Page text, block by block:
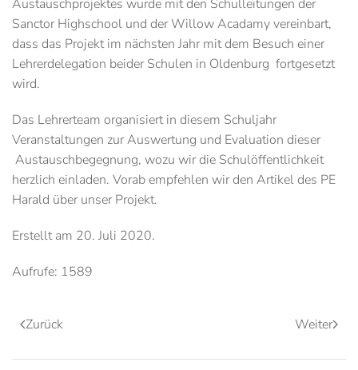
Austauschprojektes wurde mit den Schulleitungen der
Sanctor Highschool und der Willow Acadamy vereinbart,
dass das Projekt im nächsten Jahr mit dem Besuch einer
Lehrerdelegation beider Schulen in Oldenburg fortgesetzt
wird.
Das Lehrerteam organisiert in diesem Schuljahr
Veranstaltungen zur Auswertung und Evaluation dieser
Austauschbegegnung, wozu wir die Schulöffentlichkeit
herzlich einladen. Vorab empfehlen wir den Artikel des PE
Harald über unser Projekt.
Erstellt am 20. Juli 2020.
Aufrufe: 1589
Zurück Weiter